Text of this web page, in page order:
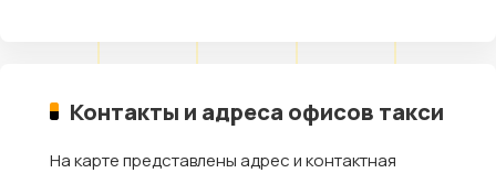
Контакты и адреса офисов такси
На карте представлены адрес и контактная